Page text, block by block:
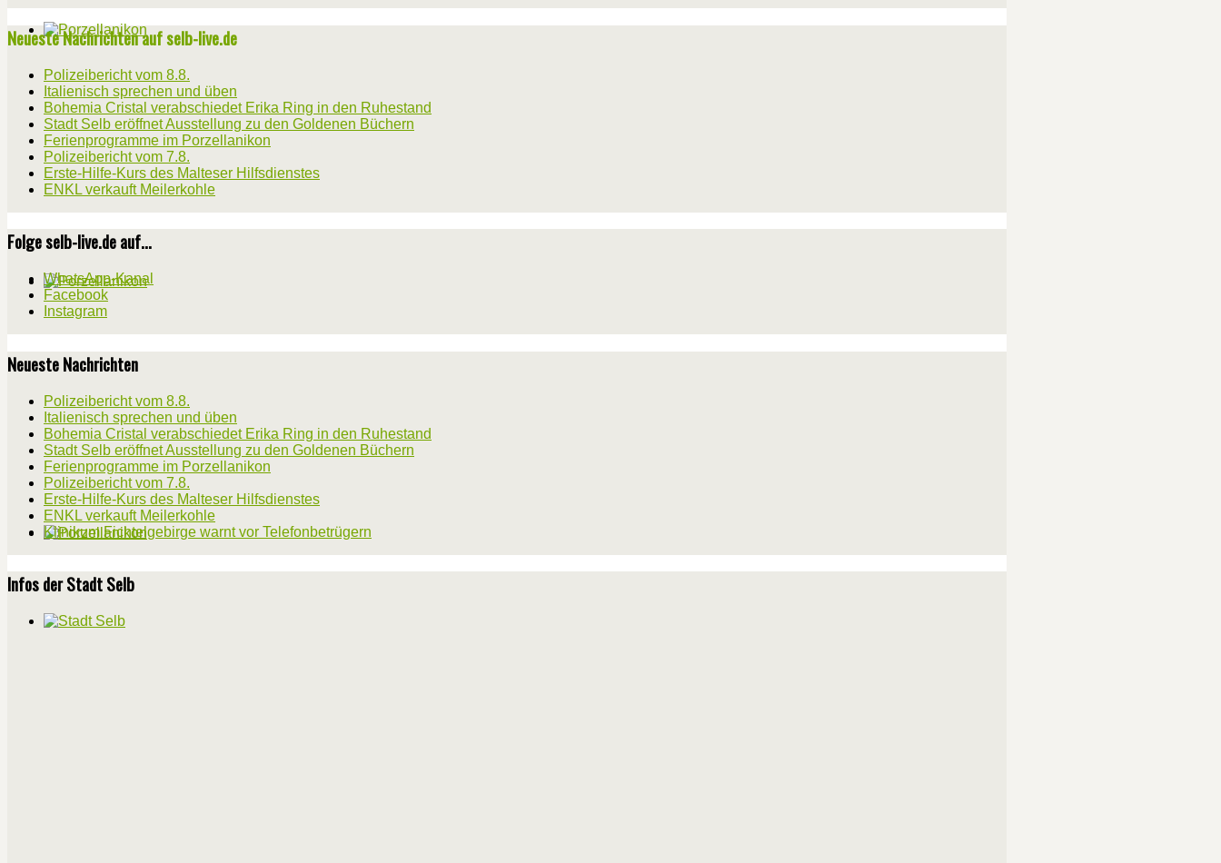
Neueste Nachrichten auf selb-live.de
Polizeibericht vom 8.8.
Italienisch sprechen und üben
Bohemia Cristal verabschiedet Erika Ring in den Ruhestand
Stadt Selb eröffnet Ausstellung zu den Goldenen Büchern
Ferienprogramme im Porzellanikon
Polizeibericht vom 7.8.
Erste-Hilfe-Kurs des Malteser Hilfsdienstes
ENKL verkauft Meilerkohle
Folge selb-live.de auf...
WhatsApp-Kanal
Facebook
Instagram
Neueste Nachrichten
Polizeibericht vom 8.8.
Italienisch sprechen und üben
Bohemia Cristal verabschiedet Erika Ring in den Ruhestand
Stadt Selb eröffnet Ausstellung zu den Goldenen Büchern
Ferienprogramme im Porzellanikon
Polizeibericht vom 7.8.
Erste-Hilfe-Kurs des Malteser Hilfsdienstes
ENKL verkauft Meilerkohle
Klinikum Fichtelgebirge warnt vor Telefonbetrügern
Infos der Stadt Selb